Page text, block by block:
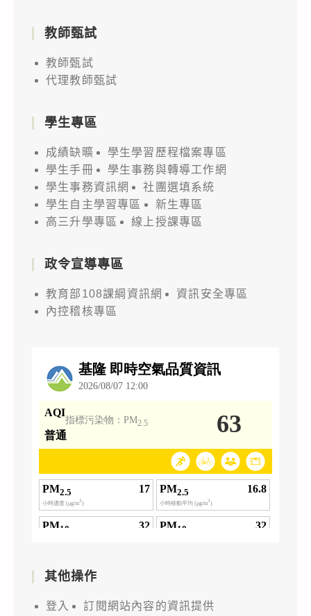
教師甄試
教師甄試
代理教師甄試
學生專區
成績缺曠
學生學習歷程檔案專區
學生手冊
學生事務與轉導工作網
學生事務資訊網
社團選填系統
學生自主學習專區
新生專區
高三升學專區
線上授課專區
政令宣導專區
教育部108課綱資訊網
資訊安全專區
內控稽核專區
其他操作
登入
訂閱網站內容的資訊提供